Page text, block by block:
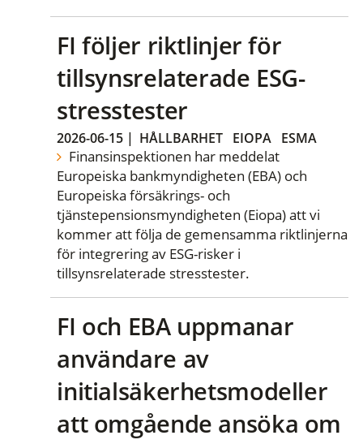
FI följer riktlinjer för
tillsynsrelaterade ESG-
stresstester
2026-06-15 | HÅLLBARHET EIOPA ESMA
Finansinspektionen har meddelat
Europeiska bankmyndigheten (EBA) och
Europeiska försäkrings- och
tjänstepensionsmyndigheten (Eiopa) att vi
kommer att följa de gemensamma riktlinjerna
för integrering av ESG-risker i
tillsynsrelaterade stresstester.
FI och EBA uppmanar
användare av
initialsäkerhetsmodeller
att omgående ansöka om